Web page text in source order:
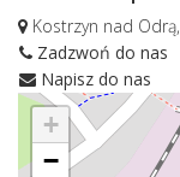
Kostrzyn nad
Zadzwoń do nas
Napisz do nas
+
−